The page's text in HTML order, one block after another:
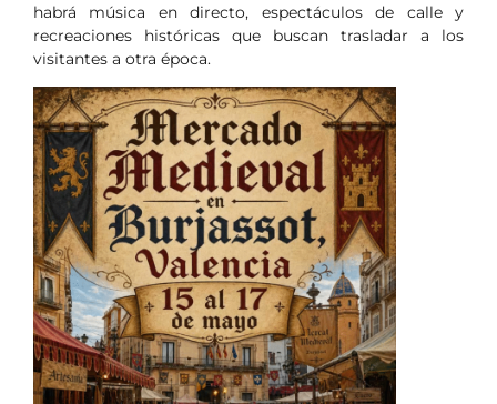
habrá música en directo, espectáculos de calle y
recreaciones históricas que buscan trasladar a los
visitantes a otra época.